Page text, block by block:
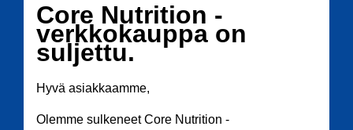
Core Nutrition -
verkkokauppa on
suljettu.
Hyvä asiakkaamme,
Olemme sulkeneet Core Nutrition -